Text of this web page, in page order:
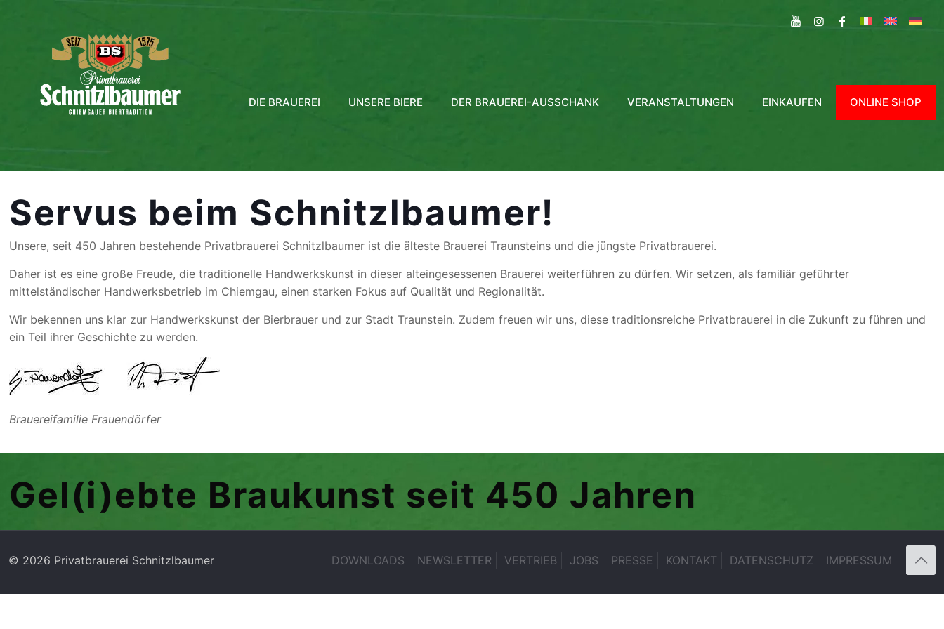
DIE BRAUEREI UNSERE BIERE DER BRAUEREI-AUSSCHANK VERANSTALTUNGEN EINKAUFEN ONLINE SHOP
Servus beim Schnitzlbaumer!
Unsere, seit 450 Jahren bestehende Privatbrauerei Schnitzlbaumer ist die älteste Brauerei Traunsteins und die jüngste Privatbrauerei.
Daher ist es eine große Freude, die traditionelle Handwerkskunst in dieser alteingesessenen Brauerei weiterführen zu dürfen. Wir setzen, als familiär geführter
mittelständischer Handwerksbetrieb im Chiemgau, einen starken Fokus auf Qualität und Regionalität.
Wir bekennen uns klar zur Handwerkskunst der Bierbrauer und zur Stadt Traunstein. Zudem freuen wir uns, diese traditionsreiche Privatbrauerei in die Zukunft zu führen und
ein Teil ihrer Geschichte zu werden.
Brauereifamilie Frauendörfer
Gel(i)ebte Braukunst seit 450 Jahren
© 2026 Privatbrauerei Schnitzlbaumer DOWNLOADS NEWSLETTER VERTRIEB JOBS PRESSE KONTAKT DATENSCHUTZ IMPRESSUM